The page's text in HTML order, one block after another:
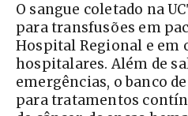
O sangue coletado na
para transfusões em
Hospital Regional e em
hospitalares. Além de
emergências, o banco
para tratamentos